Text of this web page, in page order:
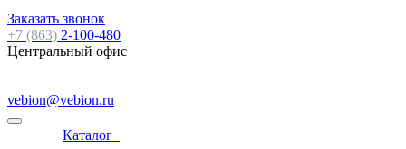
Заказать звонок
+7 (863) 2-100-480
Центральный офис
vebion@vebion.ru
Каталог